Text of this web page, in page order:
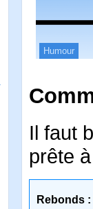
Humour
Il faut
prête
Rebonds :